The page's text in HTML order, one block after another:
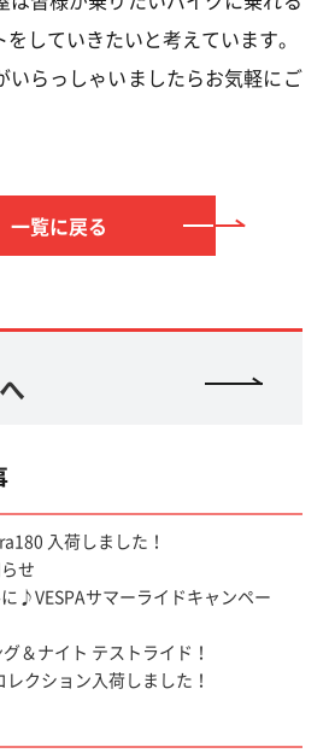
していきたいと考えています。
いらっしゃいましたらお気軽にご
一覧に戻る
入荷しました！
せ
に♪VESPAサマーライドキャンペー
＆ナイト テストライド！
レクション入荷しました！